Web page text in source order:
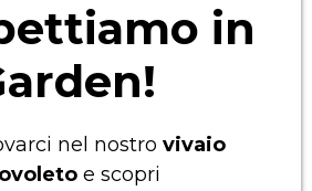
in
nel nostro vivaio
e scopri